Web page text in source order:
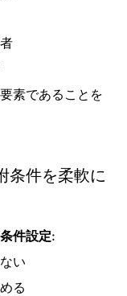
素であることを
条件を柔軟に
件設定:
い
る